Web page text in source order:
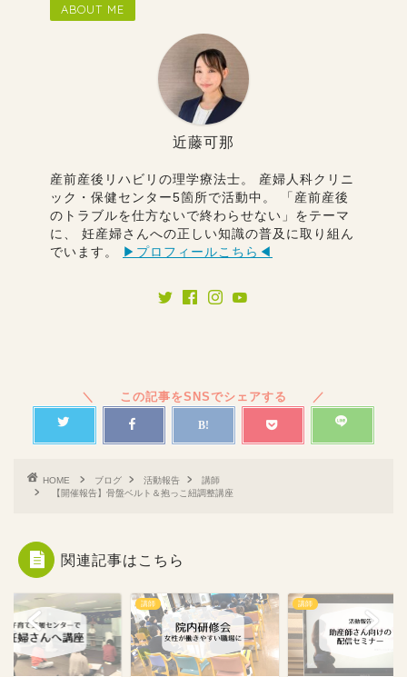
ABOUT ME
近藤可那
産前産後リハビリの理学療法士。 産婦人科クリニ
ック・保健センター5箇所で活動中。 「産前産後
のトラブルを仕方ないで終わらせない」をテーマ
に、 妊産婦さんへの正しい知識の普及に取り組ん
でいます。
▶︎プロフィールこちら◀︎
HOME ブログ 活動報告
講師
【開催報告】骨盤ベルト＆抱っこ紐調整講座
関連記事はこちら
講師 講師